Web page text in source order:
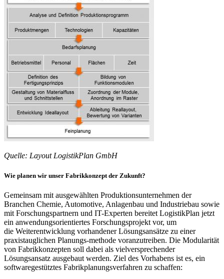
Quelle: Layout LogistikPlan GmbH
Wie planen wir unser Fabrikkonzept der Zukunft?
Gemeinsam mit ausgewählten Produktionsunternehmen der
Branchen Chemie, Automotive, Anlagenbau und Industriebau sowie
mit Forschungspartnern und IT-Experten bereitet LogistikPlan jetzt
ein anwendungsorientiertes Forschungsprojekt vor, um
die Weiterentwicklung vorhandener Lösungsansätze zu einer
praxistauglichen Planungs-methode voranzutreiben. Die Modularität
von Fabrikkonzepten soll dabei als vielversprechender
Lösungsansatz ausgebaut werden. Ziel des Vorhabens ist es, ein
softwaregestütztes Fabrikplanungsverfahren zu schaffen: